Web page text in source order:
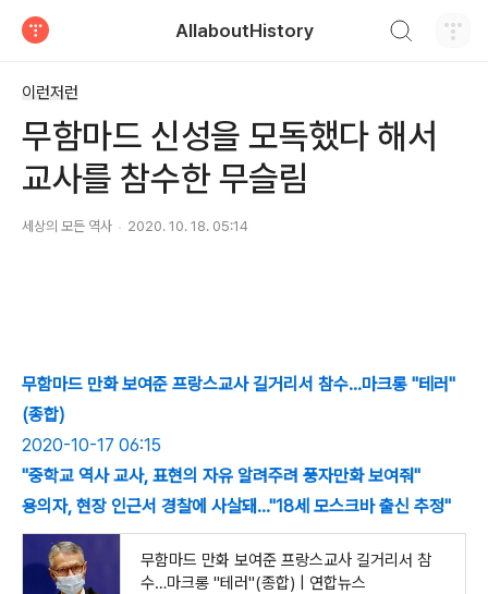
AllaboutHistory
이런저런
무함마드 신성을 모독했다 해서
교사를 참수한 무슬림
세상의 모든 역사 2020. 10. 18. 05:14
무함마드 만화 보여준 프랑스교사 길거리서 참수…마크롱 "테러"
(종합)
2020-10-17 06:15
"중학교 역사 교사, 표현의 자유 알려주려 풍자만화 보여줘"
용의자, 현장 인근서 경찰에 사살돼…"18세 모스크바 출신 추정"
무함마드 만화 보여준 프랑스교사 길거리서 참
수…마크롱 "테러"(종합) | 연합뉴스